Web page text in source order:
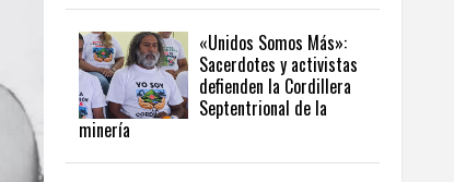
«Unidos Somos Más»:
Sacerdotes y activistas
defienden la Cordillera
Septentrional de la
minería